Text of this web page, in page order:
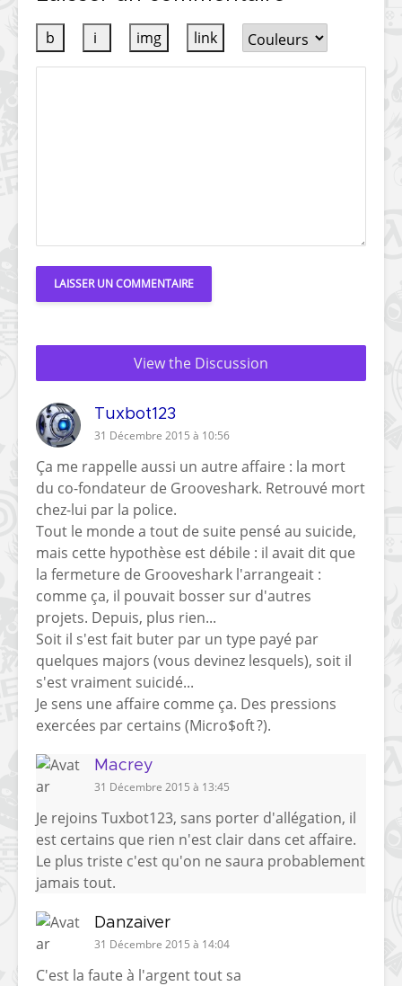
View the Discussion
Tuxbot123
31 Décembre 2015 à 10:56
Ça me rappelle aussi un autre affaire : la mort
du co-fondateur de Grooveshark. Retrouvé mort
chez-lui par la police.
Tout le monde a tout de suite pensé au suicide,
mais cette hypothèse est débile : il avait dit que
la fermeture de Grooveshark l'arrangeait :
comme ça, il pouvait bosser sur d'autres
projets. Depuis, plus rien...
Soit il s'est fait buter par un type payé par
quelques majors (vous devinez lesquels), soit il
s'est vraiment suicidé...
Je sens une affaire comme ça. Des pressions
exercées par certains (Micro$oft ?).
Macrey
31 Décembre 2015 à 13:45
Je rejoins Tuxbot123, sans porter d'allégation, il
est certains que rien n'est clair dans cet affaire.
Le plus triste c'est qu'on ne saura probablement
jamais tout.
Danzaiver
31 Décembre 2015 à 14:04
C'est la faute à l'argent tout sa